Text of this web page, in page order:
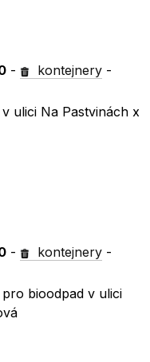
- kontejnery -
ulici Na Pastvinách x
- kontejnery -
bioodpad v ulici